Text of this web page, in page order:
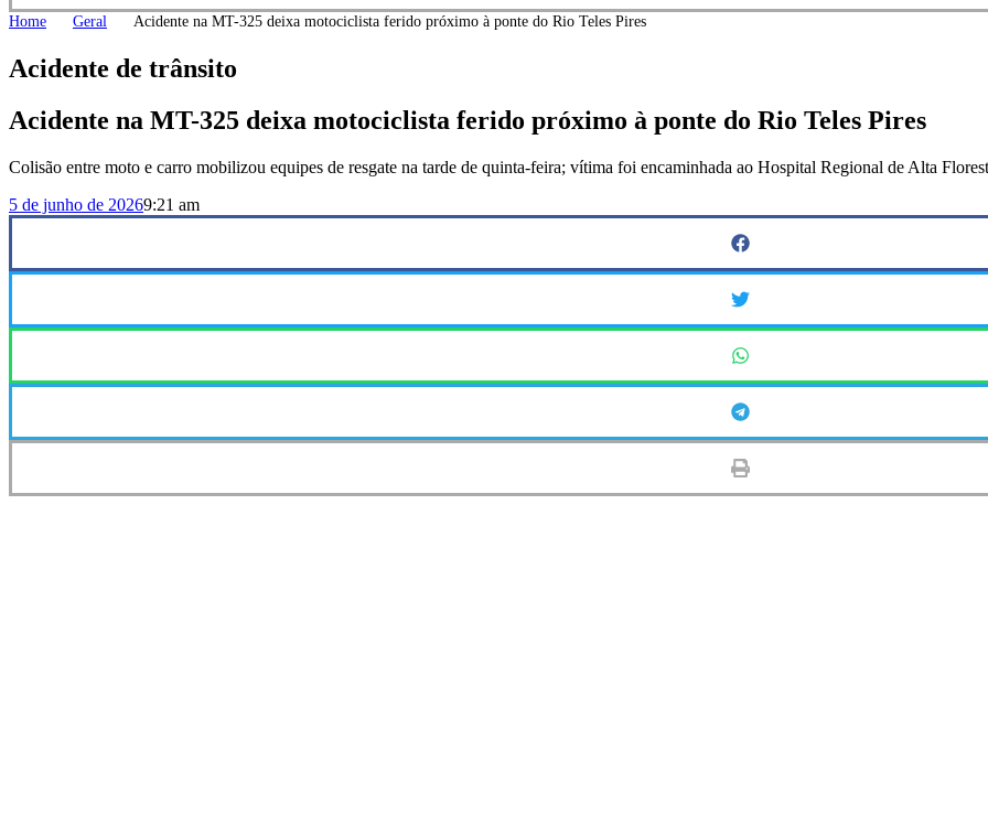
Home Geral Acidente na MT-325 deixa motociclista ferido próximo à ponte do Rio Teles Pires
Acidente de trânsito
Acidente na MT-325 deixa motociclista ferido próximo à ponte do Rio Teles Pires
Colisão entre moto e carro mobilizou equipes de resgate na tarde de quinta-feira; vítima foi encaminhada ao Hospital Regional de Alta
5 de junho de 20269:21 am